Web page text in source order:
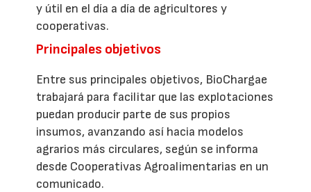
y útil en el día a día de agricultores y
cooperativas.
Principales objetivos
Entre sus principales objetivos, BioChargae
trabajará para facilitar que las explotaciones
puedan producir parte de sus propios
insumos, avanzando así hacia modelos
agrarios más circulares, según se informa
desde Cooperativas Agroalimentarias en un
comunicado.